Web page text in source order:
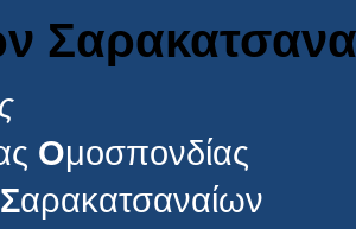
Ομοσπονδίας
Σαρακατσαναίων